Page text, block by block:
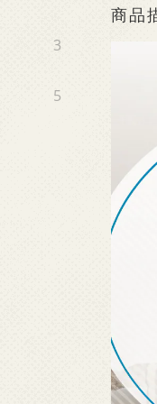
3
5
商品